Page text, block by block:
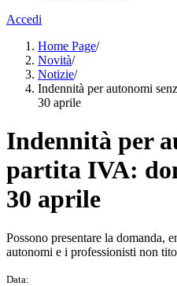
Accedi
Home Page/
Novità/
Notizie/
Indennità per autonomi
30 aprile
Indennità per
partita IVA:
30 aprile
Possono presentare la domanda,
autonomi e i professionisti non
Data: